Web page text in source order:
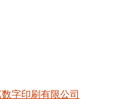
字印刷有限公司